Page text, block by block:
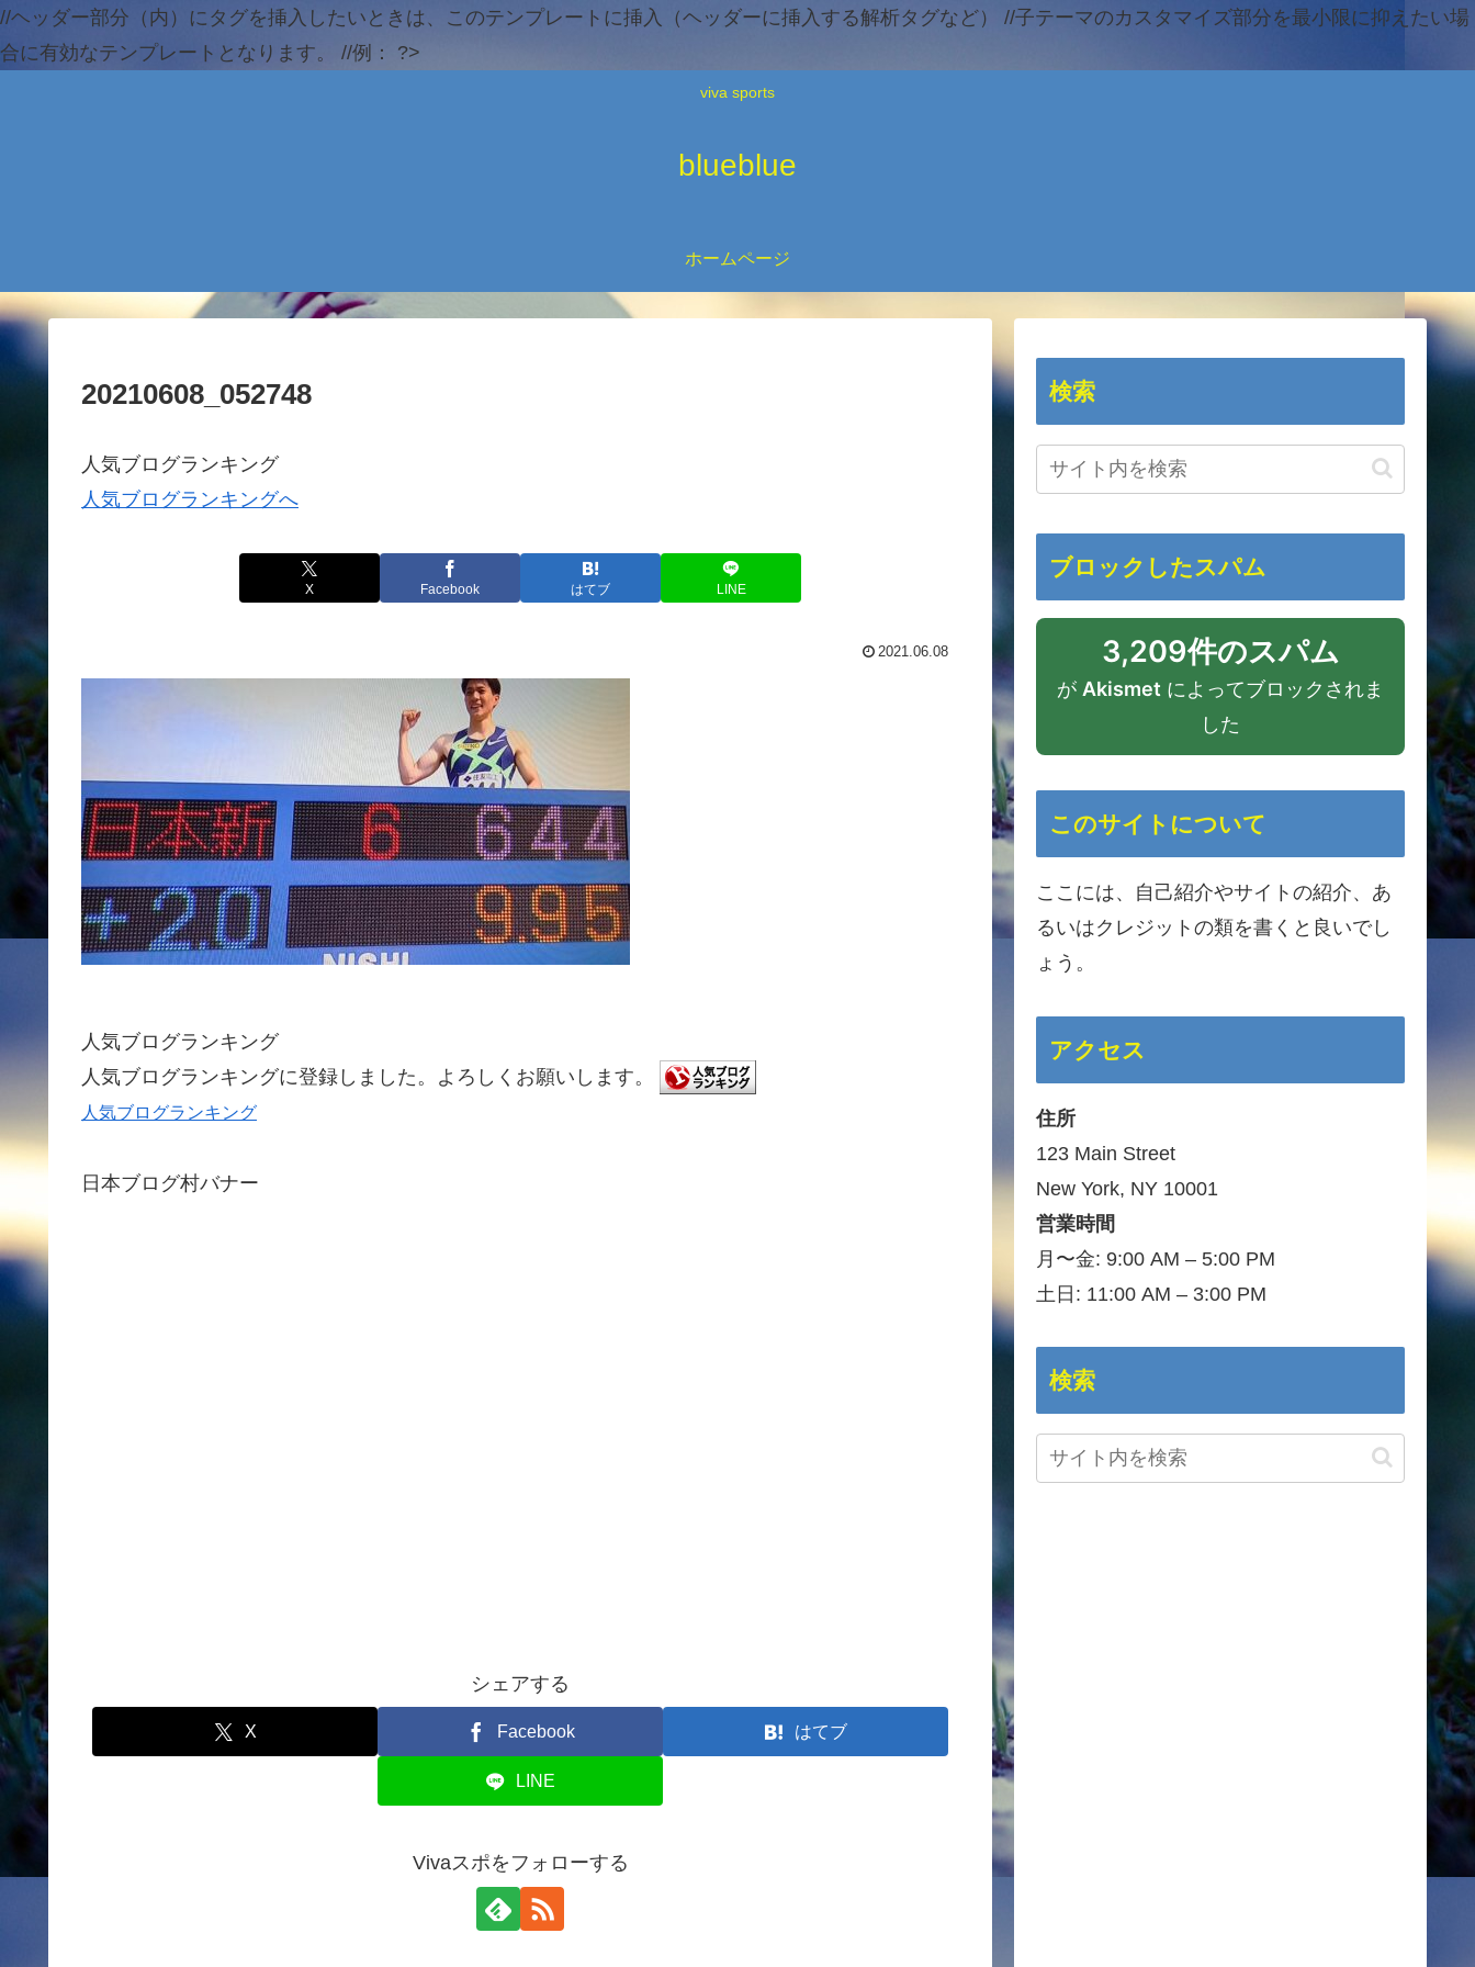
//ヘッダー部分（内）にタグを挿入したいときは、このテンプレートに挿入（ヘッダーに挿入する解析タグなど） //子テーマのカスタマイズ部分を最小限に抑えたい場
合に有効なテンプレートとなります。 //例：
?>
viva sports
blueblue
ホームページ
20210608_052748
人気ブログランキング
人気ブログランキングへ
X Facebook はてブ LINE
2021.06.08
人気ブログランキング
人気ブログランキングに登録しました。よろしくお願いします。
人気ブログランキング
日本ブログ村バナー
シェアする
X Facebook はてブ
LINE
Vivaスポをフォローする
検索
ブロックしたスパム
3,209件のスパム
が Akismet によってブロックされま
した
このサイトについて
ここには、自己紹介やサイトの紹介、あ
るいはクレジットの類を書くと良いでし
ょう。
アクセス
住所
123 Main Street
New York, NY 10001
営業時間
月〜金: 9:00 AM – 5:00 PM
土日: 11:00 AM – 3:00 PM
検索